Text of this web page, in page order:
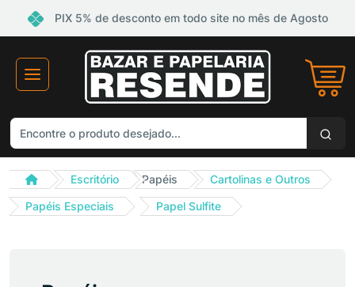
PIX 5% de desconto em todo site no mês de Agosto
Escritório Papéis
Cartolinas e Outros
Papéis Especiais
Papel Sulfite